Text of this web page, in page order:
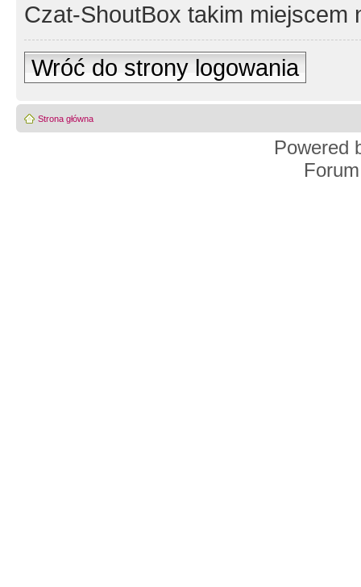
Czat-ShoutBox takim miejscem
Wróć do strony logowania
Strona główna
Powered